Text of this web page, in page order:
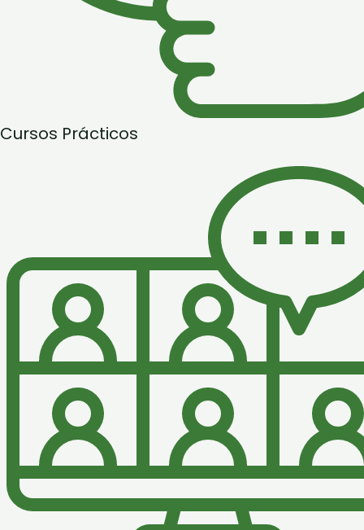
Cursos Prácticos